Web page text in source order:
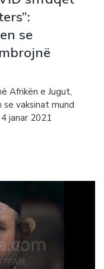
se
Afrikën e Jugut,
vaksinat mund
janar 2021